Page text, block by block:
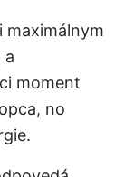
maximálnym
a
moment
no